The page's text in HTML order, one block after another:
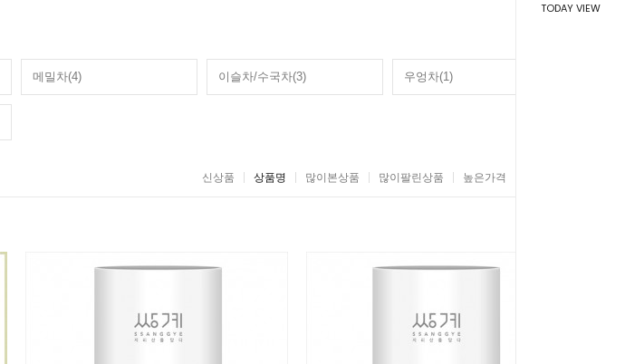
TODAY VIEW
메밀차(4) 이슬차/수국차(3) 우엉차(1)
신상품 상품명 많이본상품 많이팔린상품 높은가격